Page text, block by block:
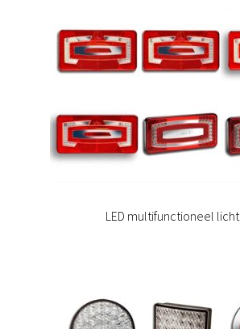
LED multifunctioneel licht